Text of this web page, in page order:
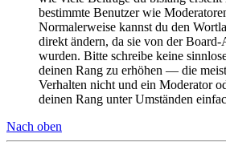
bestimmte Benutzer wie
Normalerweise kannst du den
direkt ändern, da sie von der
wurden. Bitte schreibe keine
deinen Rang zu erhöhen — die
Verhalten nicht und ein Moderator
deinen Rang unter Umständen
Nach oben